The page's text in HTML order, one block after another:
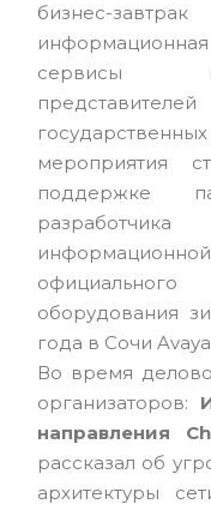
бизнес-
сервисы
мероприятия
поддержке
оборудования
года в Сочи
Во время
организаторов:
направления
рассказал об
архитектуры